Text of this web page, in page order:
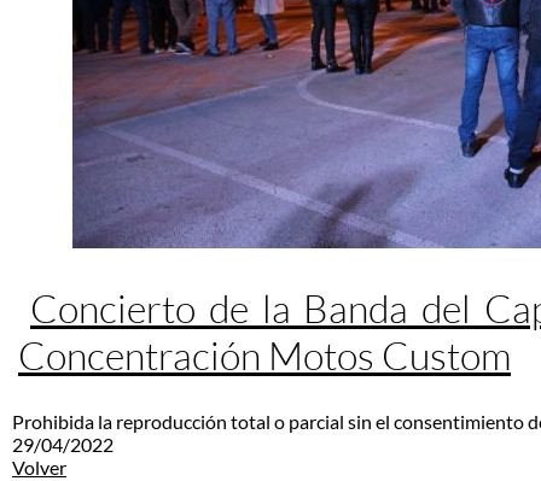
Concierto de la Banda del
Concentración Motos Custom
Prohibida la reproducción total o parcial sin el consentimiento
29/04/2022
Volver